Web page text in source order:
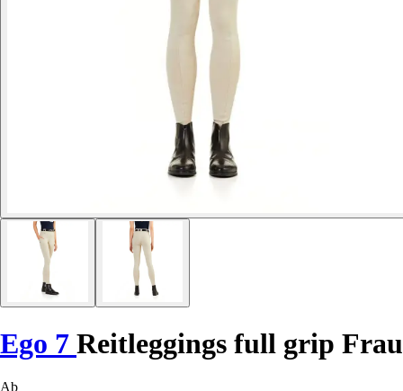
Ego 7 Reitleggings full grip Frau
Ab